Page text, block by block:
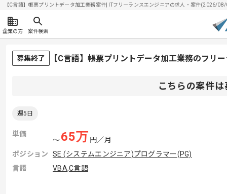
【C言語】帳票プリントデータ加工業務案件| ITフリーランスエンジニアの求人・案件(2026/
企業の方 案件検索
募集終了 【C言語】帳票プリントデータ加工業務のフリ
こちらの案件
週5日
単価
〜65万 円／月
ポジション
SE (システムエンジニア)プログラマー(PG)
言語
VBA,C言語